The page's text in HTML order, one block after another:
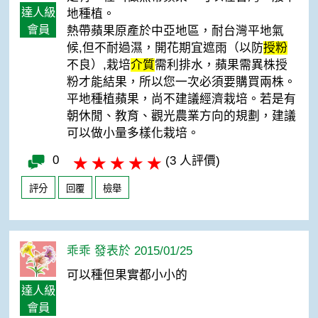
達人級
會員
地種植。
熱帶蘋果原產於中亞地區，耐台灣平地氣
候,但不耐過濕，開花期宜遮雨（以防授粉
不良）,栽培介質需利排水，蘋果需異株授
粉才能結果，所以您一次必須要購買兩株。
平地種植蘋果，尚不建議經濟栽培。若是有
朝休閒、教育、觀光農業方向的規劃，建議
可以做小量多樣化栽培。
0 (3 人評價)
評分 回覆 檢舉
達人級
會員
乖乖 發表於 2015/01/25
可以種但果實都小小的